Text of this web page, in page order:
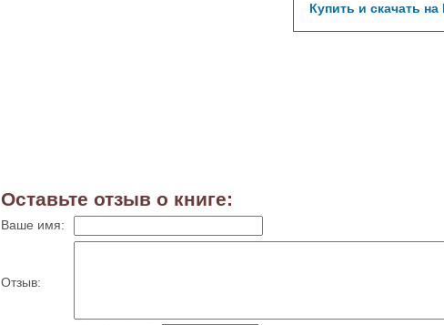
Купить и скачать на
Оставьте отзыв о книге:
Ваше имя:
Отзыв: